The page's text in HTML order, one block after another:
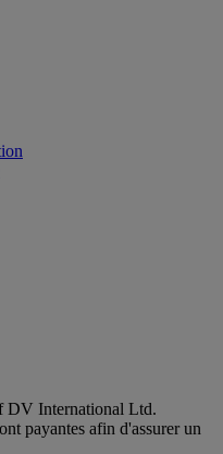
DV International Ltd.
payantes afin d'assurer un